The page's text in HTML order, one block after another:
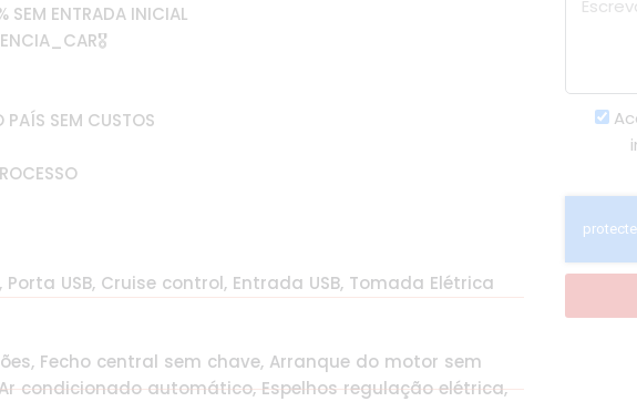
SEM ENTRADA INICIAL
PAÍS SEM CUSTOS
USB, Cruise control, Entrada USB, Tomada Elétrica
Fecho central sem chave, Arranque do motor sem
condicionado automático, Espelhos regulação elétrica,